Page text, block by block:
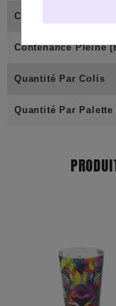
Contenance Utile (
Contenance Pleine
Quantité Par Colis
Quantité Par Palette